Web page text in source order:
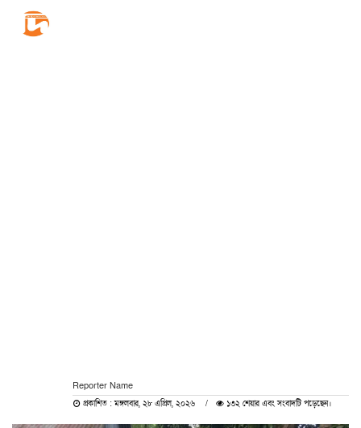
Reporter Name
প্রকাশিত : মঙ্গলবার, ২৮ এপ্রিল, ২০২৬ ১৩২ শেয়ার এবং সংবাদটি পড়েছেন।